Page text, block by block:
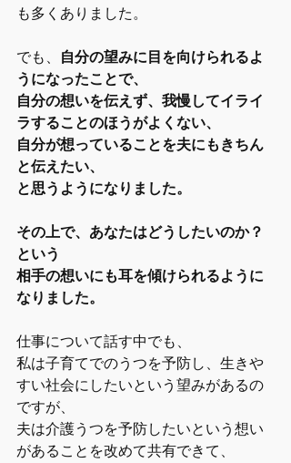
も多くありました。
でも、
自分の望みに目を向けられるよ
うになったことで、
自分の想いを伝えず、我慢してイライ
ラすることのほうがよくない、
自分が想っていることを夫にもきちん
と伝えたい、
と思うようになりました。
その上で、あなたはどうしたいのか？
という
相手の想いにも耳を傾けられるように
なりました。
仕事について話す中でも、
私は子育てでのうつを予防し、生きや
すい社会にしたいという望みがあるの
ですが、
夫は介護うつを予防したいという想い
があることを改めて共有できて、